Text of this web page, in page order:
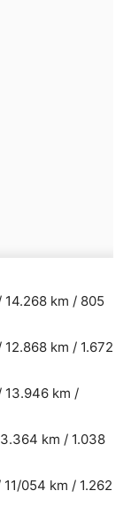
km / 805
km / 1.672
13.946 km /
km / 1.038
054 km / 1.262